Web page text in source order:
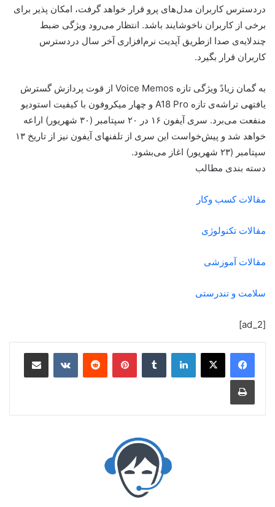
دردسترس کاربران مدل‌های پرو قرار خواهد گرفت، امکان پذیر برای
برخی از کاربران ناخوشایند باشد. انتظار می‌رود ویژگی ضبط
چندلایه‌ی صدا ازطریق آپدیت نرم‌افزاری آخر سال دردسترس
کاربران قرار بگیرد.
به گمان زیادً ویژگی تازه Voice Memos از قوت پردازش گسترش
یافتهی تراشه‌ی تازه A18 Pro و چهار میکروفون با کیفیت استودیو
منفعت می‌برد. سری آیفون ۱۶ در ۲۰ سپتامبر (۳۰ شهریور) اراعه
خواهد شد و پیش‌خواست این سری از تلفنهای آیفون نیز از تاریخ ۱۳
سپتامبر (۲۳ شهریور) اغاز می‌بشود.
دسته بندی مطالب
مقالات کسب وکار
مقالات تکنولوژی
مقالات آموزشی
سلامت و تندرستی
[ad_2]